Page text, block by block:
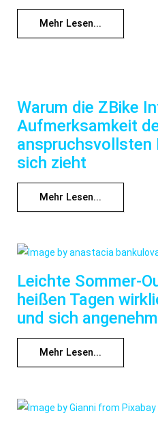
Mehr Lesen...
Warum die ZBike
Aufmerksamkeit
anspruchsvollsten
sich zieht
Mehr Lesen...
Leichte Sommer-
heißen Tagen
und sich
Mehr Lesen...